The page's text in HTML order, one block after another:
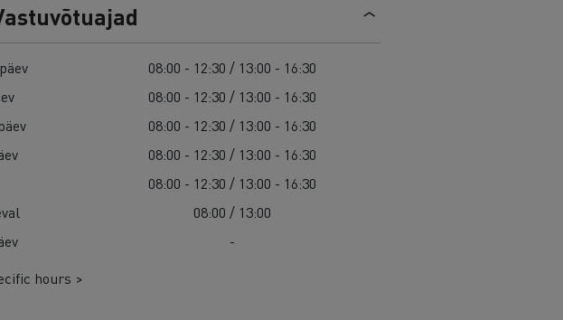
08:00 - 12:30 / 13:00 - 16:30
08:00 - 12:30 / 13:00 - 16:30
08:00 - 12:30 / 13:00 - 16:30
08:00 - 12:30 / 13:00 - 16:30
08:00 - 12:30 / 13:00 - 16:30
08:00 / 13:00
-
hours >